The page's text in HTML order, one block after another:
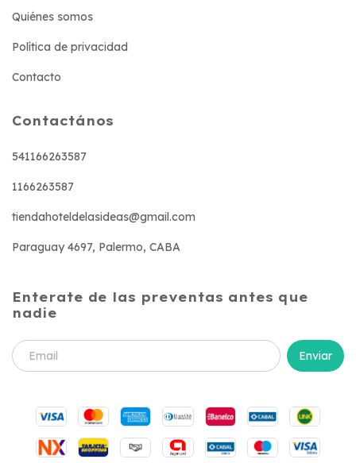
Quiénes somos
Política de privacidad
Contacto
Contactános
541166263587
1166263587
tiendahoteldelasideas@gmail.com
Paraguay 4697, Palermo, CABA
Enterate de las preventas antes que
nadie